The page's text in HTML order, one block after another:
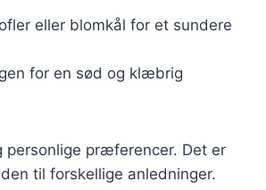
eller blomkål for et sundere
for en sød og klæbrig
personlige præferencer. Det er
til forskellige anledninger.